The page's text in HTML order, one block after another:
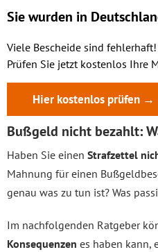
Sie wurden in
Viele Bescheide sind fehlerhaft!
Prüfen Sie jetzt kostenlos Ihre
Hier kostenlos prüfen →
Bußgeld nicht bezahlt:
Haben Sie einen Strafzettel
Mahnung für einen
genau was zu tun ist? Was
Im nachfolgenden Ratgeber
Konsequenzen es haben kann,